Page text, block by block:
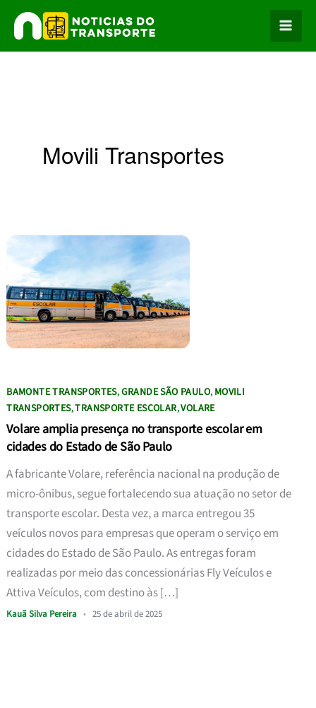
para
o
Movili Transportes
BAMONTE TRANSPORTES,GRANDE SÃO PAULO, MOVILI
TRANSPORTES,TRANSPORTE ESCOLAR,VOLARE
Volare amplia presença no transporte escolar em
cidades do Estado de São Paulo
A fabricante Volare, referência nacional na produção de
micro-ônibus, segue fortalecendo sua atuação no setor de
transporte escolar. Desta vez, a marca entregou 35
veículos novos para empresas que operam o serviço em
cidades do Estado de São Paulo. As entregas foram
realizadas por meio das concessionárias Fly Veículos e
Attiva Veículos, com destino às […]
Kauã Silva Pereira • 25 de abril de 2025